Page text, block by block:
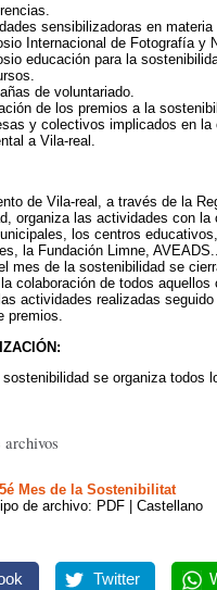
sensibilizadoras en materia
Internacional de Fotografía y
educación para la
de voluntariado.
de los premios a la
y colectivos implicados en la
a Vila-real.
de Vila-real, a través de la
organiza las actividades con la
los centros
la Fundación Limne,
mes de la sostenibilidad se
colaboración de todos
actividades realizadas seguido
premios.
se organiza todos
archivos
Mes de la Sostenibilitat
de archivo: PDF | Castellano
Twitter